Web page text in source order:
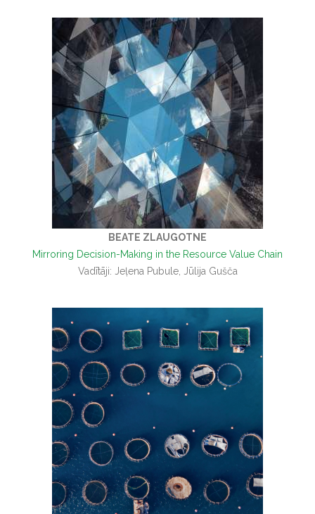
BEATE ZLAUGOTNE
Mirroring Decision-Making in the Resource Value Chain
Vadītāji: Jeļena Pubule, Jūlija Gušča